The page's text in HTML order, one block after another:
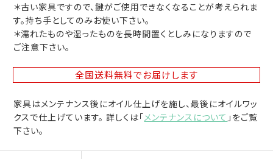
＊古い家具ですので、鍵がご使用できなくなることが考えられま
す。持ち手としてのみお使い下さい。
＊濡れたものや湿ったものを長時間置くとしみになりますので
ご注意下さい。
全国送料無料でお届けします
家具はメンテナンス後にオイル仕上げを施し、最後にオイルワッ
クスで仕上げています。 詳しくは「メンテナンスについて 」をご覧
下さい。